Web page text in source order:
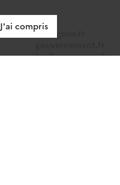
data.gouv.fr
legifrance.gouv.fr
J'ai compris